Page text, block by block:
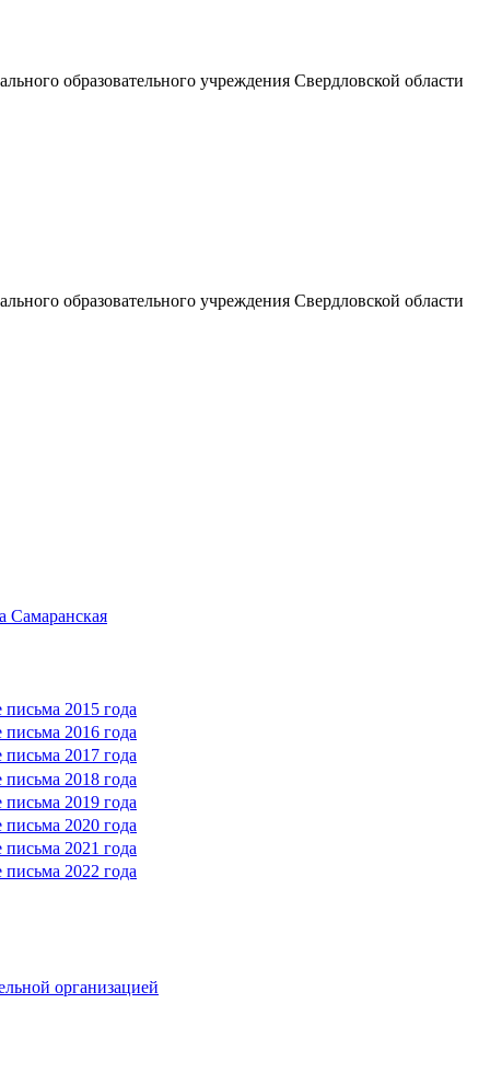
образовательного учреждения Свердловской области
образовательного учреждения Свердловской области
Самаранская
2015 года
2016 года
2017 года
2018 года
2019 года
2020 года
2021 года
2022 года
организацией